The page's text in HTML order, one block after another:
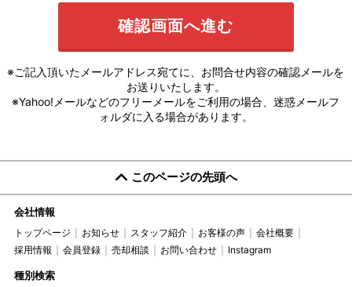
※ご記入頂いたメールアドレス宛てに、お問合せ内容の確認メールを
お送りいたします。
※Yahoo!メールなどのフリーメールをご利用の場合、迷惑メールフ
ォルダに入る場合があります。
このページの先頭へ
会社情報
トップページ お知らせ スタッフ紹介 お客様の声
会社概要
採用情報
会員登録 売却相談 お問い合わせ Instagram
種別検索